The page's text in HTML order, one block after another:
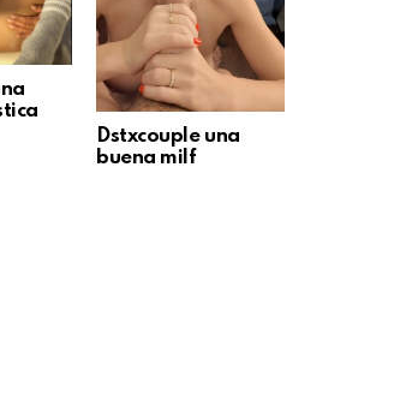
Dstxcouple una
buena milf